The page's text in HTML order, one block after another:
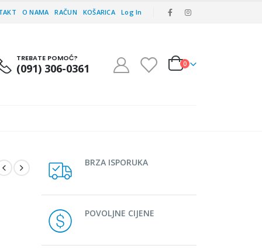
O NAMA RAČUN KOŠARICA Log In
TREBATE POMOĆ?
(091) 306-0361 0
BRZA ISPORUKA
POVOLJNE CIJENE